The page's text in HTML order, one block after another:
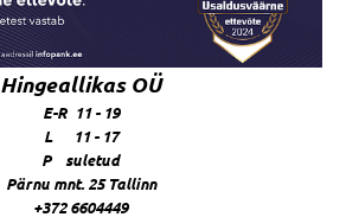
Hingeallikas OÜ
E-R 11 - 19
L 11 - 17
P suletud
Pärnu mnt. 25 Tallinn
+372 6604449